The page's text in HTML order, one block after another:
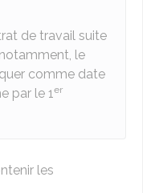
de travail suite
le
comme date
par le 1er
les